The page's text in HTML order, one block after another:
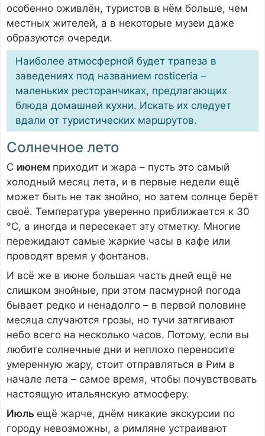
особенно оживлён, туристов в нём больше, чем
местных жителей, а в некоторые музеи даже
образуются очереди.
Наиболее атмосферной будет трапеза в
заведениях под названием rosticeria –
маленьких ресторанчиках, предлагающих
блюда домашней кухни. Искать их следует
вдали от туристических маршрутов.
Солнечное лето
С июнем приходит и жара – пусть это самый
холодный месяц лета, и в первые недели ещё
может быть не так знойно, но затем солнце берёт
своё. Температура уверенно приближается к 30
°C, а иногда и пересекает эту отметку. Многие
пережидают самые жаркие часы в кафе или
проводят время у фонтанов.
И всё же в июне большая часть дней ещё не
слишком знойные, при этом пасмурной погода
бывает редко и ненадолго – в первой половине
месяца случаются грозы, но тучи затягивают
небо всего на несколько часов. Потому, если вы
любите солнечные дни и неплохо переносите
умеренную жару, стоит отправляться в Рим в
начале лета – самое время, чтобы почувствовать
настоящую итальянскую атмосферу.
Июль ещё жарче, днём никакие экскурсии по
городу невозможны, а римляне устраивают